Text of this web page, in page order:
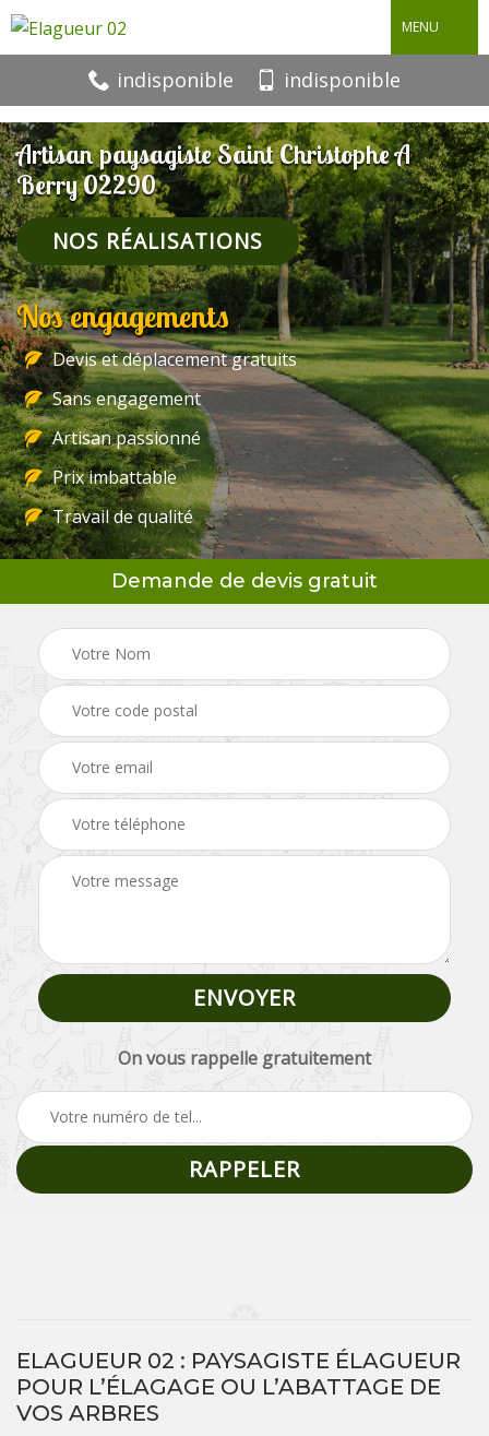
MENU
indisponible indisponible
Artisan paysagiste Saint Christophe A
Berry 02290
NOS RÉALISATIONS
Nos engagements
Devis et déplacement gratuits
Sans engagement
Artisan passionné
Prix imbattable
Travail de qualité
Demande de devis gratuit
On vous rappelle gratuitement
ELAGUEUR 02 : PAYSAGISTE ÉLAGUEUR
POUR L’ÉLAGAGE OU L’ABATTAGE DE
VOS ARBRES